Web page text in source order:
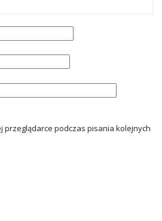
przeglądarce podczas pisania kolejnych